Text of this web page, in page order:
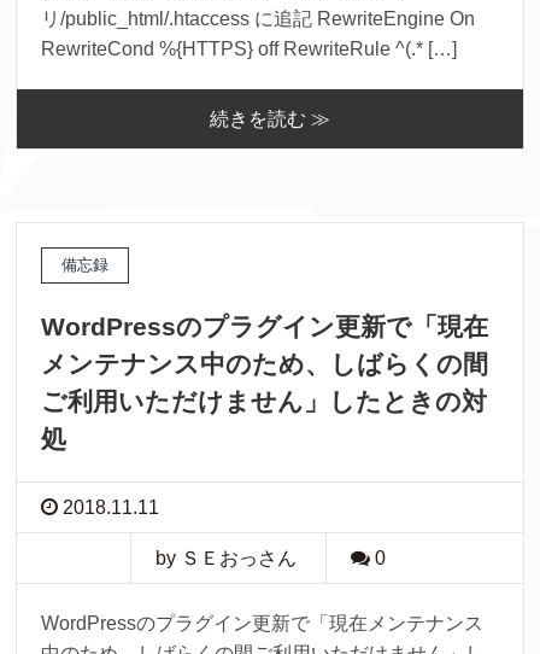
リ/public_html/.htaccess に追記 RewriteEngine On
RewriteCond %{HTTPS} off RewriteRule ^(.* […]
続きを読む ≫
備忘録
WordPressのプラグイン更新で「現在
メンテナンス中のため、しばらくの間
ご利用いただけません」したときの対
処
2018.11.11
by ＳＥおっさん 0
WordPressのプラグイン更新で「現在メンテナンス